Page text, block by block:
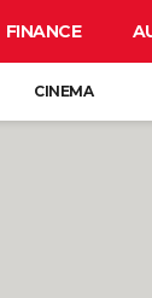
FINANCE
CINEMA